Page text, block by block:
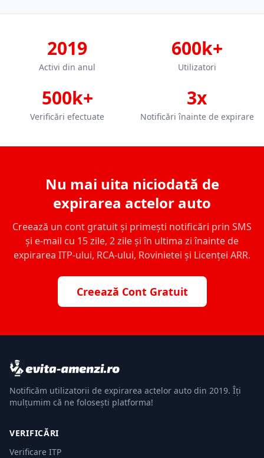
2019
Activi din anul
600k+
Utilizatori
500k+
Verificări efectuate
3x
Notificări înainte de expirare
Nu mai uita niciodată de
expirarea actelor auto
Creează un cont gratuit și primești notificări prin SMS
și e-mail cu 15 zile, 2 zile și în ultima zi înainte de
expirarea ITP-ului, RCA-ului, Rovinietei și Licenței ARR.
Creează Cont Gratuit
Notificăm utilizatorii de expirarea actelor auto din 2019. Îți
mulțumim că ne folosești platforma!
VERIFICĂRI
Verificare ITP